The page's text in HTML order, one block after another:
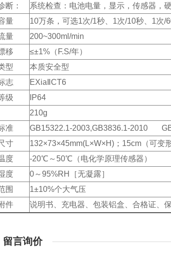
断：
系统检查：电池电量，显示，传感器，
量
10万条，可选1次/1秒、1次/10秒、1次/
量
200~300ml/min
移
≤±1%（F.S/年）
型
本质安全型
志
EXiaⅡCT6
级
IP64
210g
准
GB15322.1-2003,GB3836.1-2010
寸
132×73×45mm(L×W×H)；15cm（可变
度
-20℃～50℃（电化学原理传感器）
度
0～95%RH［无凝露］
围
1±10%个大气压
件
说明书、充电器、包装铝盒、合格证、
留言询价